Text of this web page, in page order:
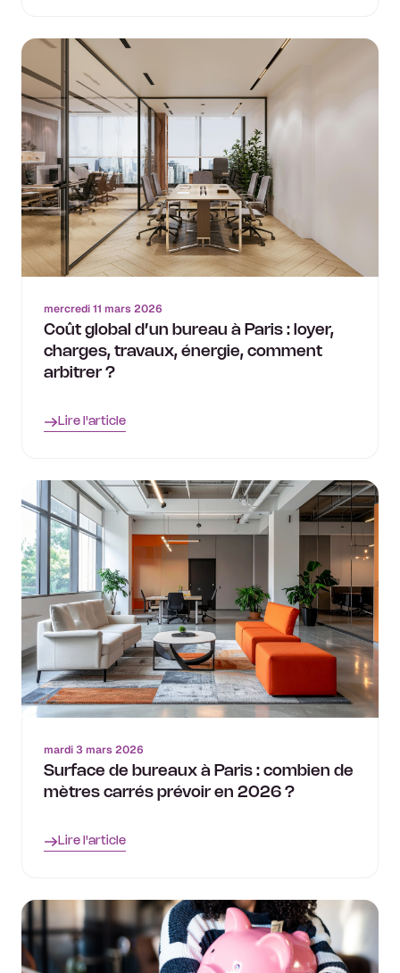
mercredi 11 mars 2026
Coût global d’un bureau à Paris : loyer,
charges, travaux, énergie, comment
arbitrer ?
Lire l'article
mardi 3 mars 2026
Surface de bureaux à Paris : combien de
mètres carrés prévoir en 2026 ?
Lire l'article